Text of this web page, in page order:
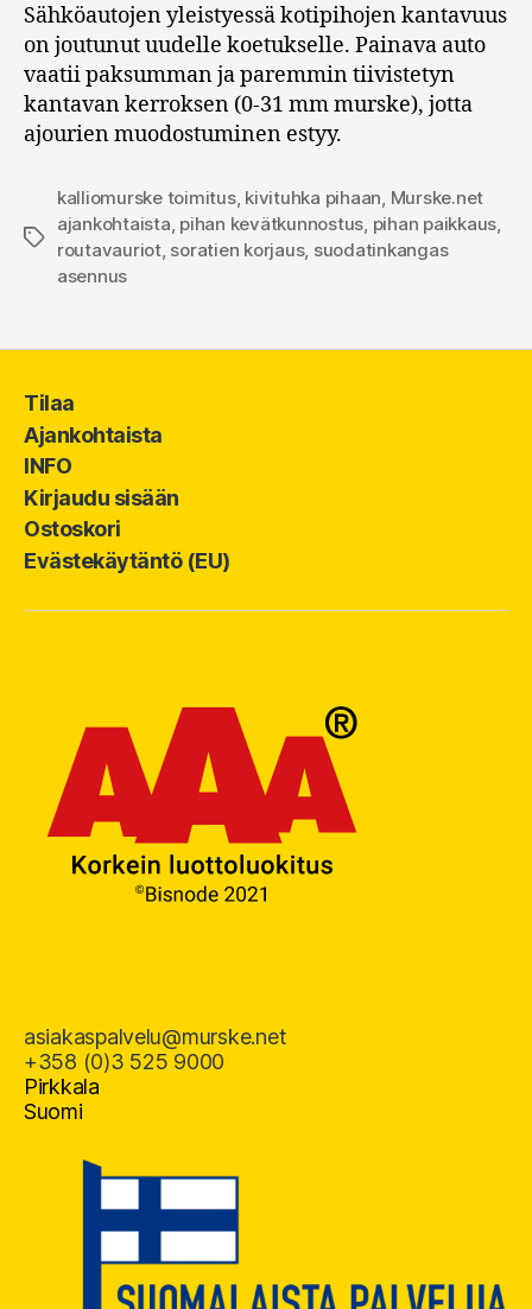
Sähköautojen yleistyessä kotipihojen kantavuus
on joutunut uudelle koetukselle. Painava auto
vaatii paksumman ja paremmin tiivistetyn
kantavan kerroksen (0-31 mm murske), jotta
ajourien muodostuminen estyy.
Avainsanat
kalliomurske toimitus, kivituhka pihaan Murske.net
ajankohtaista pihan kevätkunnostus pihan paikkaus
routavauriot, soratien korjaus, suodatinkangas
asennus
Tilaa
Ajankohtaista
INFO
Kirjaudu sisään
Ostoskori
Evästekäytäntö (EU)
asiakaspalvelu@murske.net
+358 (0)3 525 9000
Pirkkala
Suomi